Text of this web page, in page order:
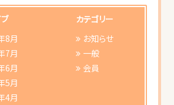
8月
7月
6月
5月
4月
カテゴリー
お知らせ
一般
会員
行事スケジュール
会員向けご案内
研修会ご案内